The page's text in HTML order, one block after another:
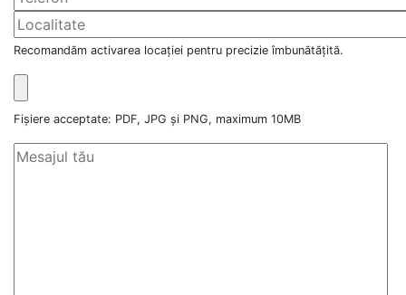
Recomandăm activarea locației pentru precizie îmbunătățită.
Fișiere acceptate: PDF, JPG și PNG, maximum 10MB